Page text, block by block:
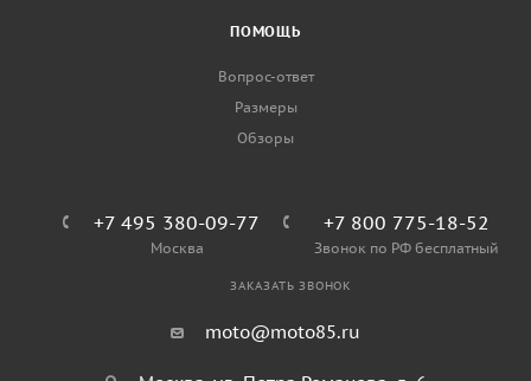
ПОМОЩЬ
Вопрос-ответ
Размеры
Обзоры
+7 495 380-09-77
Москва
+7 800 775-18-52
Звонок по РФ бесплатный
ЗАКАЗАТЬ ЗВОНОК
moto@moto85.ru